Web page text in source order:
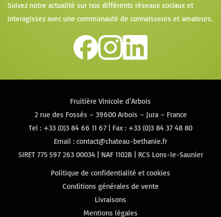
Suivez notre actualité sur nos différents réseaux sociaux et
interagissez avec une communauté de connaisseurs et amateurs.
Fruitière Vinicole d’Arbois
2 rue des Fossés – 39600 Arbois – Jura – France
Tel : +33 (0)3 84 66 11 67 | Fax : +33 (0)3 84 37 48 80
Email : contact@chateau-bethanie.fr
SIRET 775 597 263 00034 | NAF 1102B | RCS Lons-le-Saunier
Politique de confidentialité et cookies
Conditions générales de vente
Livraisons
Mentions légales